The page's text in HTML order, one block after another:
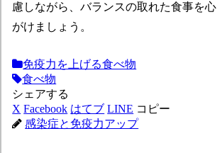
慮しながら、バランスの取れた食事を心
がけましょう。
免疫力を上げる食べ物
食べ物
シェアする
X Facebook はてブ LINE コピー
感染症と免疫力アップ